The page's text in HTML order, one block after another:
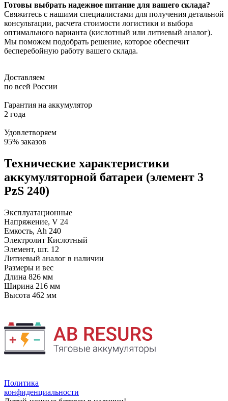
Готовы выбрать надежное питание для вашего склада?
Свяжитесь с нашими специалистами для получения детальной
консультации, расчета стоимости логистики и выбора
оптимального варианта (кислотный или литиевый аналог).
Мы поможем подобрать решение, которое обеспечит
бесперебойную работу вашего склада.
Доставляем
по всей России
Гарантия на аккумулятор
2 года
Удовлетворяем
95% заказов
Технические характеристики
аккумуляторной батареи (элемент 3
PzS 240)
Эксплуатационные
Напряжение, V 24
Емкость, Ah 240
Электролит Кислотный
Элемент, шт. 12
Литиевый аналог в наличии
Размеры и вес
Длина 826 мм
Ширина 216 мм
Высота 462 мм
Политика
конфиденциальности